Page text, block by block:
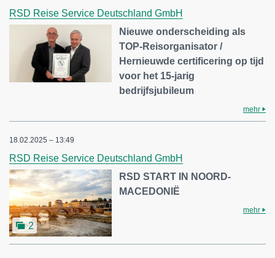
RSD Reise Service Deutschland GmbH
Nieuwe onderscheiding als
TOP-Reisorganisator /
Hernieuwde certificering op tijd
voor het 15-jarig
bedrijfsjubileum
mehr
18.02.2025 – 13:49
RSD Reise Service Deutschland GmbH
2
RSD START IN NOORD-
MACEDONIË
mehr